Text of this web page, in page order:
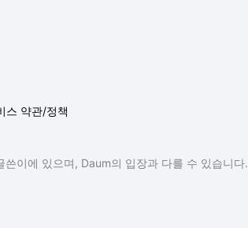
스 약관/정책
이에 있으며, Daum의 입장과 다를 수 있습니다.